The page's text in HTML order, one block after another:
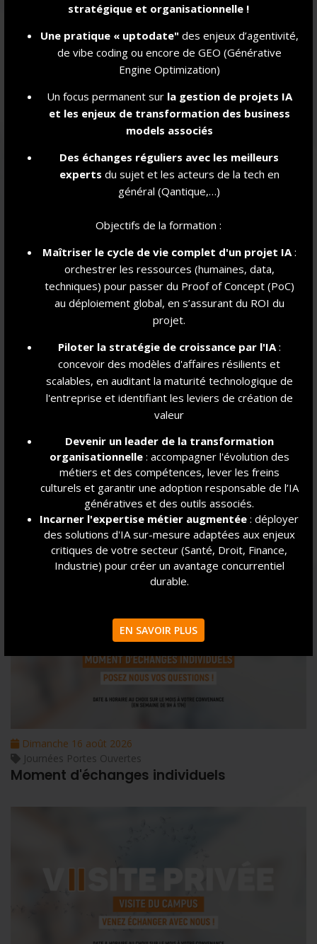
stratégique et organisationnelle !
Une pratique « uptodate" des enjeux d’agentivité,
de vibe coding ou encore de GEO (Générative
Engine Optimization)
Un focus permanent sur la gestion de projets IA
et les enjeux de transformation des business
models associés
Des échanges réguliers avec les meilleurs
experts du sujet et les acteurs de la tech en
général (Qantique,…)
Objectifs de la formation :
Maîtriser le cycle de vie complet d'un projet IA:
orchestrer les ressources (humaines, data,
techniques) pour passer du Proof of Concept (PoC)
au déploiement global, en s’assurant du ROI du
projet.
Piloter la stratégie de croissance par l'IA:
concevoir des modèles d'affaires résilients et
scalables, en auditant la maturité technologique de
l'entreprise et identifiant les leviers de création de
valeur
Devenir un leader de la transformation
organisationnelle: accompagner l'évolution des
métiers et des compétences, lever les freins
culturels et garantir une adoption responsable de l’IA
génératives et des outils associés.
Incarner l'expertise métier augmentée : déployer
des solutions d'IA sur-mesure adaptées aux enjeux
critiques de votre secteur (Santé, Droit, Finance,
Industrie) pour créer un avantage concurrentiel
durable.
EN SAVOIR PLUS
Nos clients missions de conseil
étudiantes témoignent : Romain Millet,
co-fondateur SUPER BIRDIE
de Super Birdie, une entreprise qui développe
une alternative de mobilité innovante et
durable : le dirigeable 3.0, baptisé le Colibri. Ce
véhicule aérien permet de reconnecter les
régions et d'atteindre des zones difficiles
d'accès, sans nécessiter d'infrastructure
majeure au sol, grâce à sa technologie VTOL
(décollage et atterrissage verticaux).
Découvrez nos
Prochains événements
Dimanche 16 août 2026
Journées Portes Ouvertes
Moment d'échanges individuels